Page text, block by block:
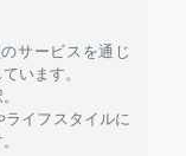
サービスを通じ
います。
ライフスタイルに